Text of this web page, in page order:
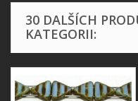
30 DALŠÍCH
KATEGORII: